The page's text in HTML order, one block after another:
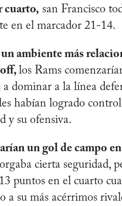
cuarto, san Francisco
en el marcador 21-14.
ambiente más
los Rams
a dominar a la línea
habían logrado
y su ofensiva.
un gol de campo
cierta seguridad,
puntos en el cuarto
a su más acérrimos